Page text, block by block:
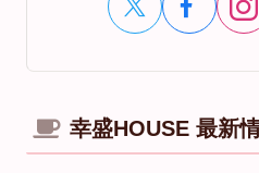
幸盛HOUSE 最新